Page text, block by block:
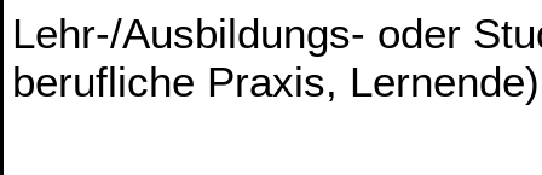
Lehr-/Ausbildungs- oder
berufliche Praxis, Lernende)